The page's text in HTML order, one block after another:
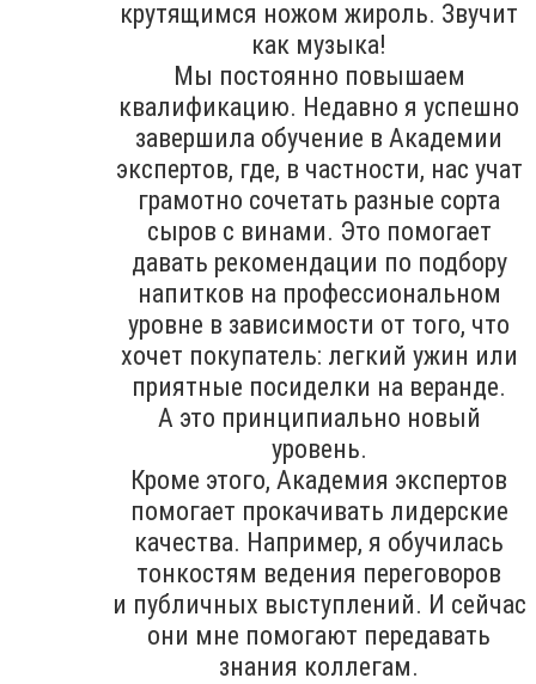
крутящимся ножом жироль. Звучит
как музыка!
Мы постоянно повышаем
квалификацию. Недавно я успешно
завершила обучение в Академии
экспертов, где, в частности, нас учат
грамотно сочетать разные сорта
сыров с винами. Это помогает
давать рекомендации по подбору
напитков на профессиональном
уровне в зависимости от того, что
хочет покупатель: легкий ужин или
приятные посиделки на веранде.
А это принципиально новый
уровень.
Кроме этого, Академия экспертов
помогает прокачивать лидерские
качества. Например, я обучилась
тонкостям ведения переговоров
и публичных выступлений. И сейчас
они мне помогают передавать
знания коллегам.